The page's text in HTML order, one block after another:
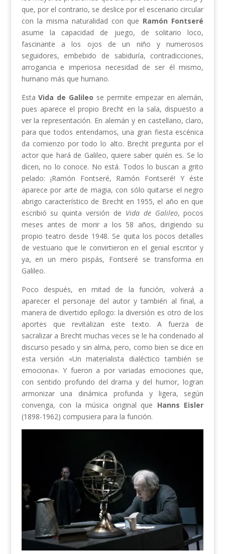
que, por el contrario, se deslice por el escenario circular
con la misma naturalidad con que Ramón Fontseré
asume la capacidad de juego, de solitario loco,
fascinante a los ojos de un niño y numerosos
seguidores, embebido de sabiduría, contradicciones,
arrogancia e imperiosa necesidad de ser él mismo,
humano más que humano.
EstaVida de Galileo se permite empezar en alemán,
pues aparece el propio Brecht en la sala, dispuesto a
ver la representación. En alemán y en castellano, claro,
para que todos entendamos, una gran fiesta escénica
da comienzo por todo lo alto. Brecht pregunta por el
actor que hará de Galileo, quiere saber quién es. Se lo
dicen, no lo conoce. No está. Todos lo buscan a grito
pelado: ¡Ramón Fontseré, Ramón Fontseré! Y éste
aparece por arte de magia, con sólo quitarse el negro
abrigo característico de Brecht en 1955, el año en que
escribió su quinta versión de Vida de Galileo, pocos
meses antes de morir a los 58 años, dirigiendo su
propio teatro desde 1948. Se quita los pocos detalles
de vestuario que le convirtieron en el genial escritor y
ya, en un mero pispás, Fontseré se transforma en
Galileo.
Poco después, en mitad de la función, volverá a
aparecer el personaje del autor y también al final, a
manera de divertido epílogo: la diversión es otro de los
aportes que revitalizan este texto. A fuerza de
sacralizar a Brecht muchas veces se le ha condenado al
discurso pesado y sin alma, pero, como bien se dice en
esta versión «Un materialista dialéctico también se
emociona». Y fueron a por variadas emociones que,
con sentido profundo del drama y del humor, logran
armonizar una dinámica profunda y ligera, según
convenga, con la música original que Hanns Eisler
(1898-1962) compusiera para la función.